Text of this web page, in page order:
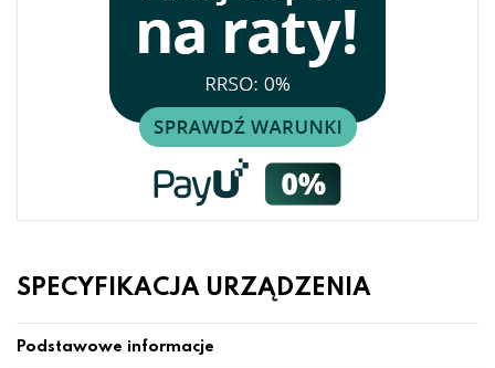
SPECYFIKACJA URZĄDZENIA
Podstawowe informacje